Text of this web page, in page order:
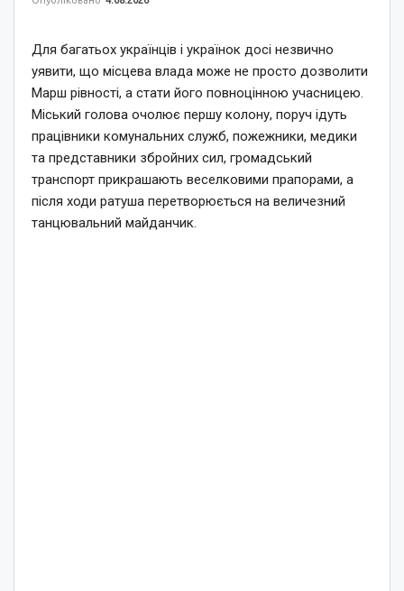
Для багатьох українців і українок досі незвично
уявити, що місцева влада може не просто дозволити
Марш рівності, а стати його повноцінною учасницею.
Міський голова очолює першу колону, поруч ідуть
працівники комунальних служб, пожежники, медики
та представники збройних сил, громадський
транспорт прикрашають веселковими прапорами, а
після ходи ратуша перетворюється на величезний
танцювальний майданчик.